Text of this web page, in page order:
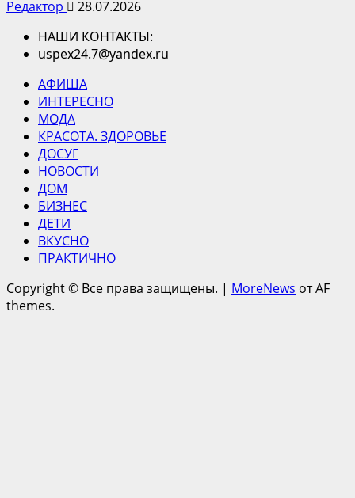
Редактор
28.07.2026
НАШИ КОНТАКТЫ:
uspex24.7@yandex.ru
АФИША
ИНТЕРЕСНО
МОДА
КРАСОТА. ЗДОРОВЬЕ
ДОСУГ
НОВОСТИ
ДОМ
БИЗНЕС
ДЕТИ
ВКУСНО
ПРАКТИЧНО
Copyright © Все права защищены. | MoreNews от AF
themes.